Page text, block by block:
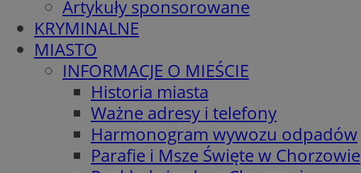
Artykuły sponsorowane
KRYMINALNE
MIASTO
INFORMACJE O MIEŚCIE
Historia miasta
Ważne adresy i telefony
Harmonogram wywozu odpadów
Parafie i Msze Święte w Chorzowie